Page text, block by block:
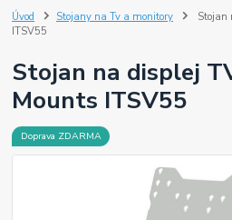
Úvod Stojany na Tv a monitory
Stojan
ITSV55
Stojan na displej
Mounts ITSV55
Doprava ZDARMA